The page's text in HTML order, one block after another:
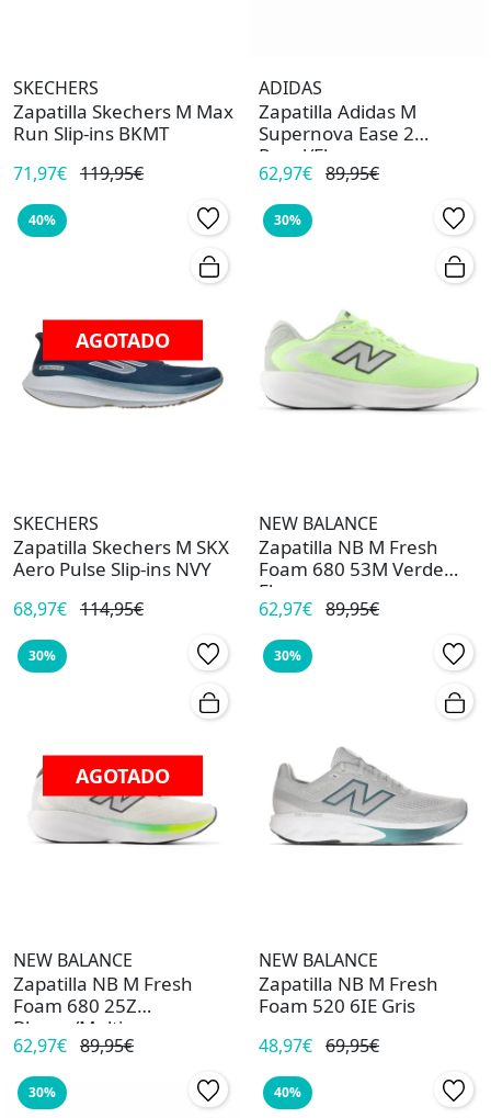
SKECHERS
Zapatilla Skechers M Max
Run Slip-ins BKMT
71,97€ 119,95€
ADIDAS
Zapatilla Adidas M
Supernova Ease 2
Royal/Fluor
62,97€ 89,95€
40%
AGOTADO
SKECHERS
Zapatilla Skechers M SKX
Aero Pulse Slip-ins NVY
68,97€ 114,95€
30%
NEW BALANCE
Zapatilla NB M Fresh
Foam 680 53M Verde
Fluor
62,97€ 89,95€
30%
AGOTADO
NEW BALANCE
Zapatilla NB M Fresh
Foam 680 25Z
Blanco/Multi
62,97€ 89,95€
30%
NEW BALANCE
Zapatilla NB M Fresh
Foam 520 6IE Gris
48,97€ 69,95€
30% 40%